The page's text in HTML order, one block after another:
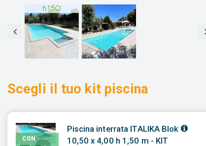
Scegli il tuo kit piscina
CON
Piscina interrata ITALIKA Blok
10,50 x 4,00 h 1,50 m - KIT